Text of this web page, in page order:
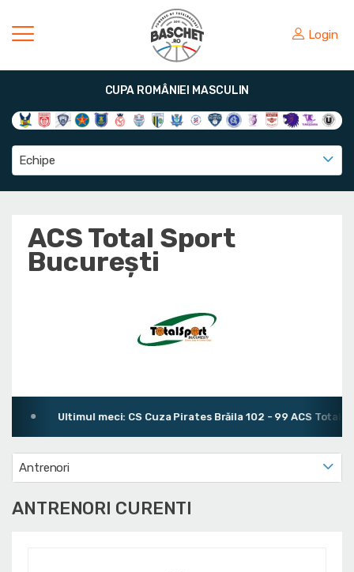
Login
CUPA ROMÂNIEI MASCULIN
Echipe
ACS Total Sport
București
Ultimul meci: CS Cuza Pirates Brăila 102 - 99 ACS Total
Antrenori
ANTRENORI CURENTI